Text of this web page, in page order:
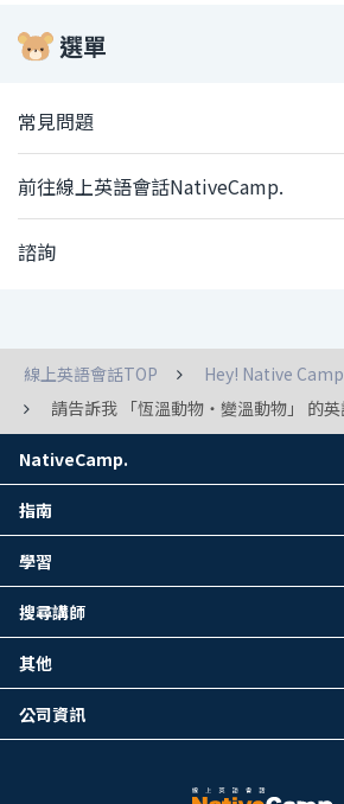
選單
常見問題
前往線上英語會話NativeCamp.
諮詢
線上英語會話TOP
Hey! Native Camp
請告訴我 「恆溫動物・變溫動物」 的英
NativeCamp.
指南
學習
搜尋講師
其他
公司資訊